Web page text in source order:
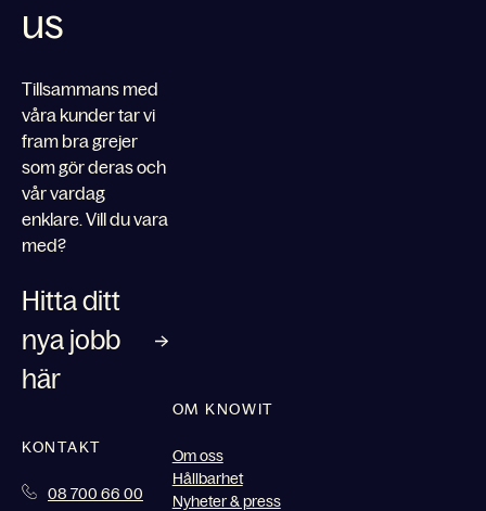
us
Tillsammans med
våra kunder tar vi
fram bra grejer
som gör deras och
vår vardag
enklare. Vill du vara
med?
Hitta ditt
nya jobb
här
KONTAKT
08 700 66 00
OM KNOWIT
Om oss
Hållbarhet
Nyheter & press